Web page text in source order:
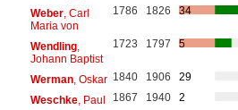
Weber, Carl
Maria von
1786 1826 34
Wendling,
Johann Baptist
1723 1797 5
Werman, Oskar 1840 1906
29
Weschke, Paul 1867 1940
2